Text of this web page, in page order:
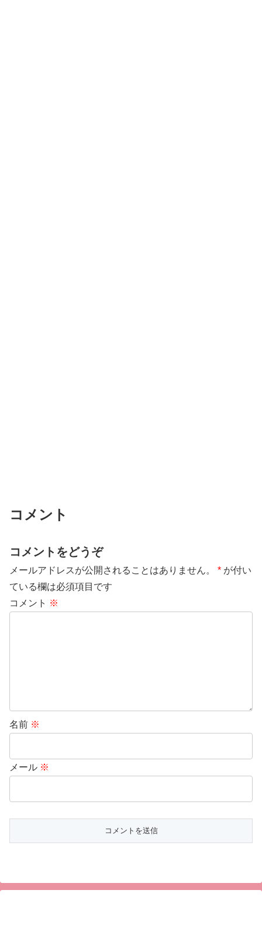
コメント
コメントをどうぞ
メールアドレスが公開されることはありません。 * が付い
ている欄は必須項目です
コメント ※
名前 ※
メール ※